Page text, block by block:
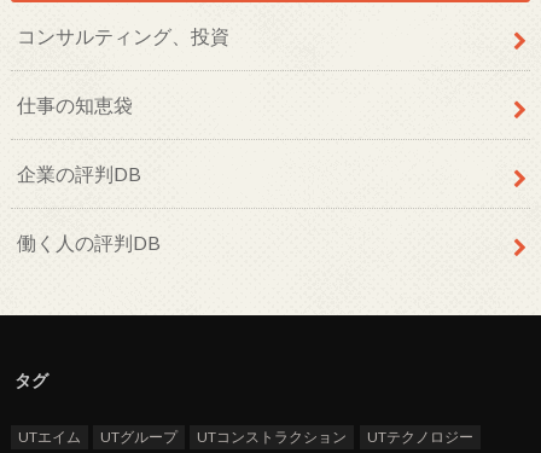
コンサルティング、投資
仕事の知恵袋
企業の評判DB
働く人の評判DB
タグ
UTエイム UTグループ UTコンストラクション
UTテクノロジー